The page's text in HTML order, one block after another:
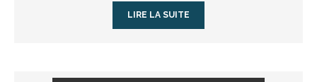
LIRE LA SUITE